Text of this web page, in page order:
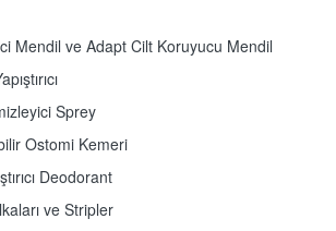
Mendil ve Adapt Cilt Koruyucu Mendil
Sprey
Ostomi Kemeri
Deodorant
ve Stripler